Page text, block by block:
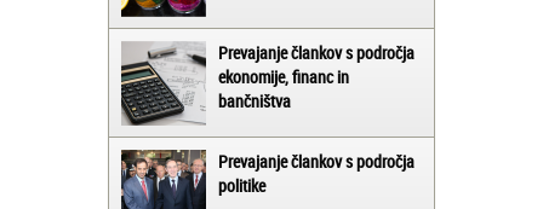
Prevajanje člankov s področja
ekonomije, financ in
bančništva
Prevajanje člankov s področja
politike